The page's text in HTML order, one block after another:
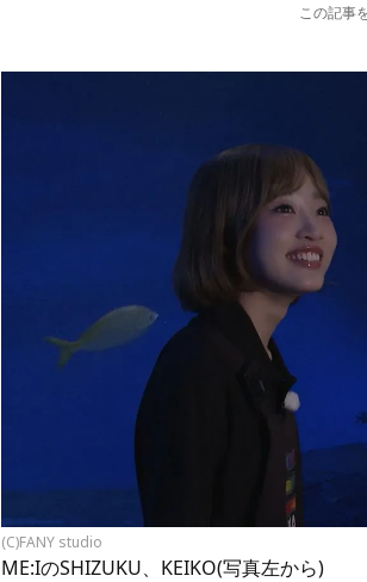
この記事
(C)FANY studio
ME:IのSHIZUKU、KEIKO(写真左から)